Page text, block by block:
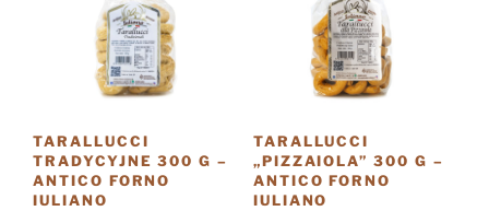
TARALLUCCI
TRADYCYJNE 300 G –
ANTICO FORNO
IULIANO
TARALLUCCI
„PIZZAIOLA” 300 G –
ANTICO FORNO
IULIANO